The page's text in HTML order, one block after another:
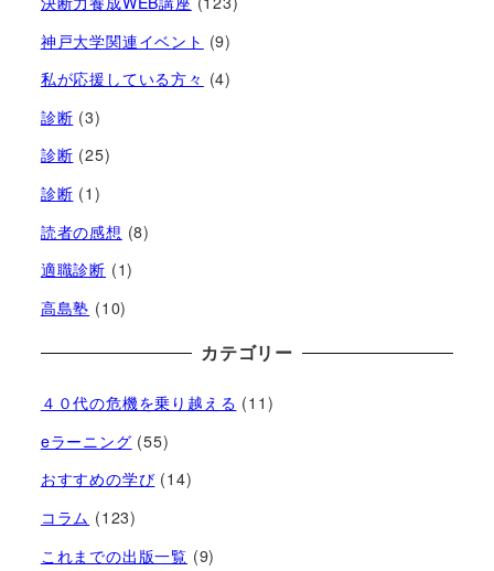
神戸大学関連イベント (9)
私が応援している方々 (4)
診断 (3)
診断 (25)
診断 (1)
読者の感想 (8)
適職診断 (1)
高島塾 (10)
カテゴリー
４０代の危機を乗り越える (11)
eラーニング (55)
おすすめの学び (14)
コラム (123)
これまでの出版一覧 (9)